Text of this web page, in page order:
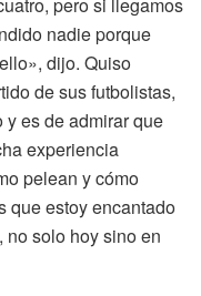
nadie porque
dijo. Quiso
de sus futbolistas,
es de admirar que
experiencia
pelean y cómo
que estoy encantado
solo hoy sino en